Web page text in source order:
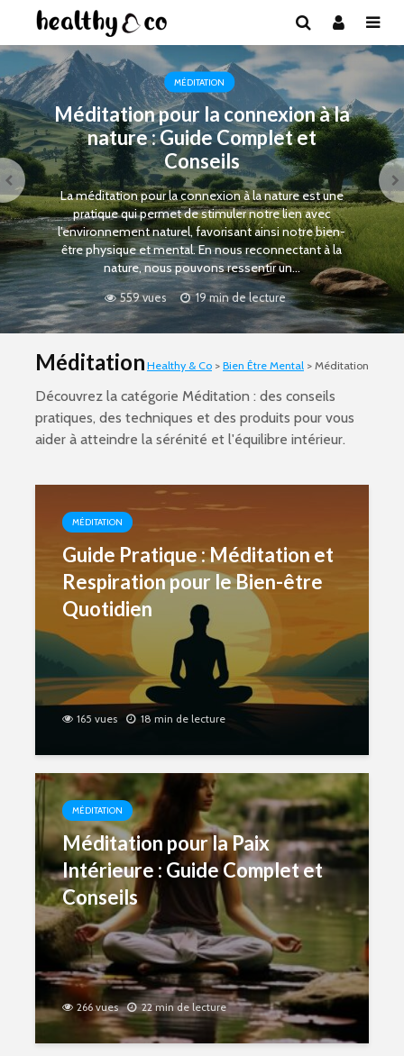
MÉDITATION
Méditation pour la connexion à la
nature : Guide Complet et
Conseils
La méditation pour la connexion à la nature est une
pratique qui permet de stimuler notre lien avec
l’environnement naturel, favorisant ainsi notre bien-
être physique et mental. En nous reconnectant à la
nature, nous pouvons ressentir un...
559 vues 19 min de lecture
Méditation Healthy & Co > Bien Être Mental > Méditation
Découvrez la catégorie Méditation : des conseils
pratiques, des techniques et des produits pour vous
aider à atteindre la sérénité et l'équilibre intérieur.
MÉDITATION
Guide Pratique : Méditation et
Respiration pour le Bien-être
Quotidien
165 vues 18 min de lecture
MÉDITATION
Méditation pour la Paix
Intérieure : Guide Complet et
Conseils
266 vues 22 min de lecture